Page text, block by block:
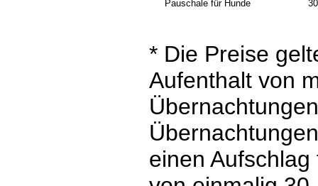
Pauschale für Hunde
* Die Preise
Aufenthalt von
einen